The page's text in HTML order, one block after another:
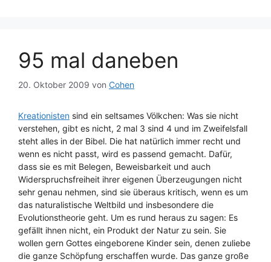
95 mal daneben
20. Oktober 2009 von Cohen
Kreationisten sind ein seltsames Völkchen: Was sie nicht
verstehen, gibt es nicht, 2 mal 3 sind 4 und im Zweifelsfall
steht alles in der Bibel. Die hat natürlich immer recht und
wenn es nicht passt, wird es passend gemacht. Dafür,
dass sie es mit Belegen, Beweisbarkeit und auch
Widerspruchsfreiheit ihrer eigenen Überzeugungen nicht
sehr genau nehmen, sind sie überaus kritisch, wenn es um
das naturalistische Weltbild und insbesondere die
Evolutionstheorie geht. Um es rund heraus zu sagen: Es
gefällt ihnen nicht, ein Produkt der Natur zu sein. Sie
wollen gern Gottes eingeborene Kinder sein, denen zuliebe
die ganze Schöpfung erschaffen wurde. Das ganze große